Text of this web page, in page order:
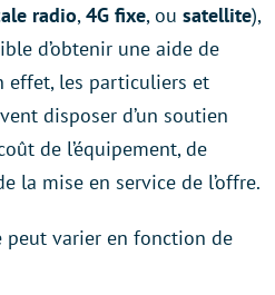
radio,4G fixe, ou satellite),
d’obtenir une aide de
effet, les particuliers et
disposer d’un soutien
de l’équipement, de
la mise en service de l’offre.
peut varier en fonction de